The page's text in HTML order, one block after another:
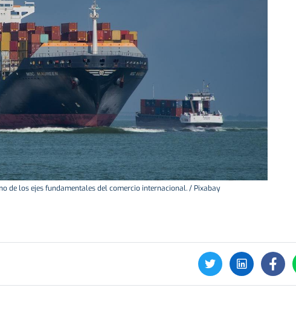
de los ejes fundamentales del comercio internacional. / Pixabay